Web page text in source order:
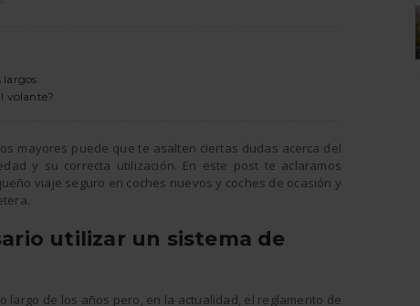
largos
volante?
mayores puede que te asalten ciertas dudas acerca del
y su correcta utilización. En este post te aclaramos
viaje seguro en coches nuevos y coches de ocasión y
utilizar un sistema de
largo de los años pero, en la actualidad, el reglamento de